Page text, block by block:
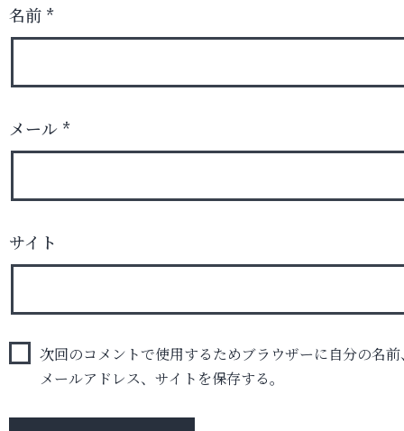
名前 *
メール *
サイト
次回のコメントで使用するためブラウザーに自分の名前
メールアドレス、サイトを保存する。